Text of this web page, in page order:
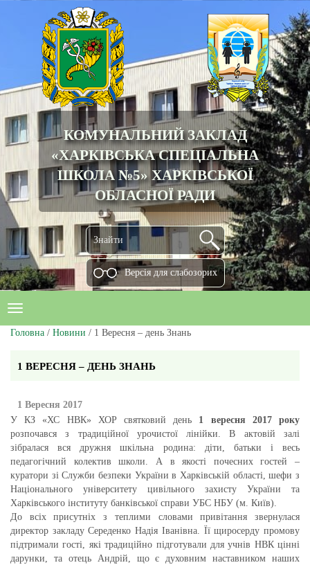
КОМУНАЛЬНИЙ ЗАКЛАД
«ХАРКІВСЬКА СПЕЦІАЛЬНА
ШКОЛА №5» ХАРКІВСЬКОЇ
ОБЛАСНОЇ РАДИ
Версiя для слабозорих
Головна / Новини / 1 Вересня – день Знань
1 ВЕРЕСНЯ – ДЕНЬ ЗНАНЬ
1 Вересня 2017
У КЗ «ХС НВК» ХОР святковий день 1 вересня 2017 року
розпочався з традиційної урочистої лінійки. В актовій залі
зібралася вся дружня шкільна родина: діти, батьки і весь
педагогічний колектив школи. А в якості почесних гостей –
куратори зі Служби безпеки України в Харківській області, шефи з
Національного університету цивільного захисту України та
Харківського інституту банківської справи УБС НБУ (м. Київ).
До всіх присутніх з теплими словами привітання звернулася
директор закладу Середенко Надія Іванівна. Її щиросерду промову
підтримали гості, які традиційно підготували для учнів НВК цінні
дарунки, та отець Андрій, що є духовним наставником наших